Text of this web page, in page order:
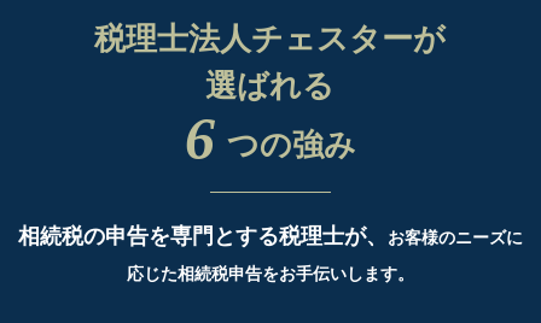
税理士法人チェスターが
選ばれる
6 つの強み
相続税の申告を専門とする税理士が、
お客様のニーズに
応じた相続税申告をお手伝いします。